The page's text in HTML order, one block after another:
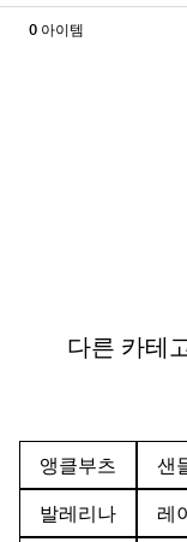
0 아이템
다른 카테
앵클부츠 샌
발레리나
레